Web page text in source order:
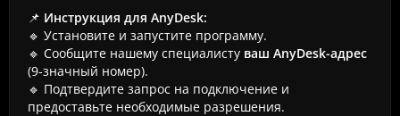
📌 Инструкция для AnyDesk:
🔹 Установите и запустите программу.
🔹 Сообщите нашему специалисту ваш AnyDesk-адрес
(9-значный номер).
🔹 Подтвердите запрос на подключение и
предоставьте необходимые разрешения.